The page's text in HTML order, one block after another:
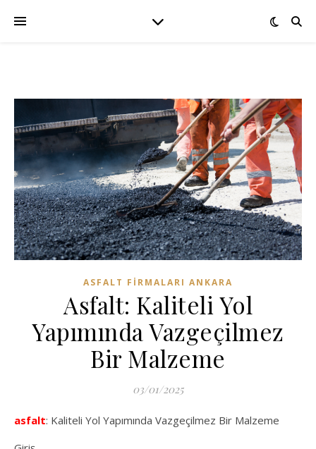
ASFALT FIRMALARI ANKARA
Asfalt: Kaliteli Yol
Yapımında Vazgeçilmez
Bir Malzeme
03/01/2025
asfalt: Kaliteli Yol Yapımında Vazgeçilmez Bir Malzeme